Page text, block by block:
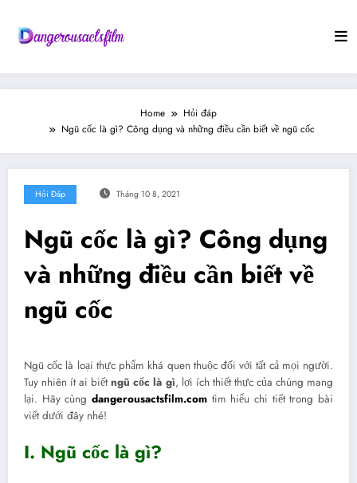
content
Home
Hỏi đáp
Ngũ cốc là gì? Công dụng và những điều cần biết về ngũ cốc
Hỏi Đáp Tháng 10 8, 2021
Ngũ cốc là gì? Công dụng
và những điều cần biết về
ngũ cốc
Ngũ cốc là loại thực phẩm khá quen thuộc đối với tất cả mọi người.
Tuy nhiên ít ai biếtngũ cốc là gì, lợi ích thiết thực của chúng mang
lại. Hãy cùng dangerousactsfilm.com tìm hiểu chi tiết trong bài
viết dưới đây nhé!
I. Ngũ cốc là gì?